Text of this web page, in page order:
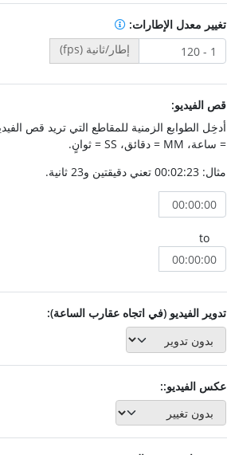
تغيير معدل الإطارات:
إطار/ثانية (fps)
قص الفيديو:
= ساعة، MM = دقائق، SS = ثوانٍ.
مثال: 00:02:23 تعني دقيقتين و23 ثانية.
to
تدوير الفيديو (في اتجاه عقارب الساعة):
عكس الفيديو::